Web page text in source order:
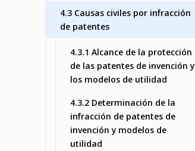
4.3 Causas civiles por infracción
de patentes
4.3.1 Alcance de la protección
de las patentes de invención y
los modelos de utilidad
4.3.2 Determinación de la
infracción de patentes de
invención y modelos de
utilidad